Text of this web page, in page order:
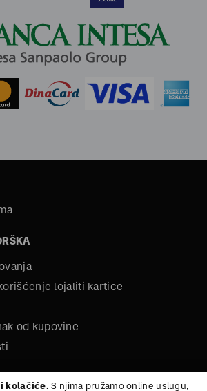
lojaliti kartice
od kupovine
kolačiće. S njima pružamo online uslugu,